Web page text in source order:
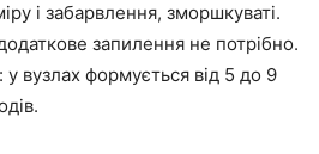
і забарвлення, зморшкуваті.
запилення не потрібно.
у вузлах формується від 5 до 9